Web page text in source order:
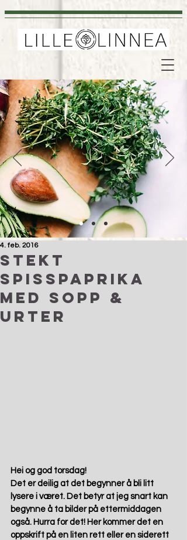
Stekt
spisspaprika
med sopp &
urter
4. feb. 2016
Hei og god torsdag!
Det er deilig at det begynner å bli litt
lysere i været. Det betyr at jeg snart kan
begynne å ta bilder på ettermiddagen
også. Hurra for det! Her kommer det en
oppskrift på en liten rett eller en siderett